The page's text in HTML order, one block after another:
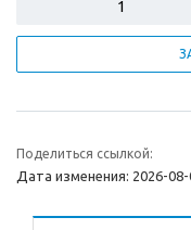
Поделиться ссылкой:
Дата изменения: 2026-08-